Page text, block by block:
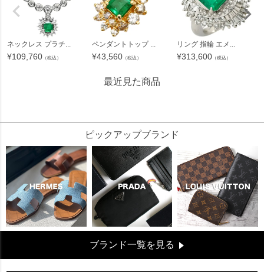
ネックレス プラチ...
¥109,760 （税込）
ペンダントトップ ...
¥43,560 （税込）
リング 指輪 エメ...
¥313,600 （税込）
最近見た商品
ピックアップブランド
ブランド一覧を見る